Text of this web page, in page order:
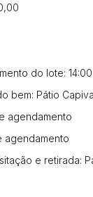
do lote: 14:00
bem: Pátio
agendamento
agendamento
e retirada:
Envie sua